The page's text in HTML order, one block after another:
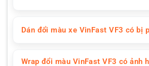
Dán đổi màu xe VinFast VF3 có bị
Wrap đổi màu VinFast VF3 có ảnh